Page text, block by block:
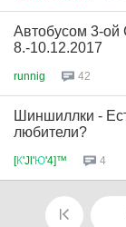
Автобусом 3-ой
8.-10.12.2017
runnig 42
Шиншиллки -
любители?
[К'Jl'Ю'4]™ 4